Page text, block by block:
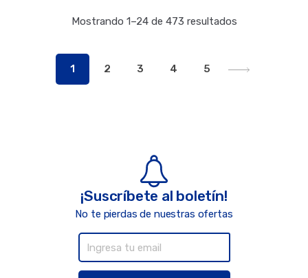
Mostrando 1–24 de 473 resultados
1 2 3 4 5
¡Suscríbete al boletín!
No te pierdas de nuestras ofertas